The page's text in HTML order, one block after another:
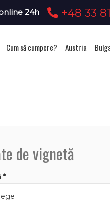
24h +48 33
Cum să cumpere? Austria
de vignetă
*